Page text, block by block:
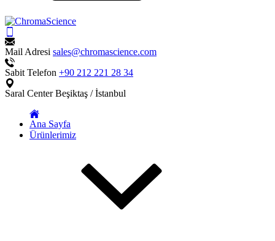
Mail Adresi sales@chromascience.com
Sabit Telefon +90 212 221 28 34
Saral CenterBeşiktaş / İstanbul
Ana Sayfa
Ürünlerimiz